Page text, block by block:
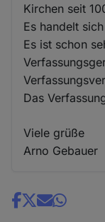
Kirchen seit
Es handelt
Es ist schon
Das
Viele grüße
Arno Gebauer
Share